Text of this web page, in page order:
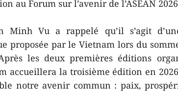
au Forum sur l’avenir de l’ASEAN
Minh Vu a rappelé qu’il s’agit
proposée par le Vietnam lors du
les deux premières éditions
accueillera la troisième édition en
notre avenir commun : paix,